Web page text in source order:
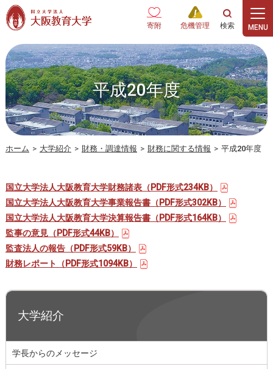
本文へ
寄附 危機管理
平成20年度
ホーム > 大学紹介 > 財務・調達情報 > 財務に関する情報 > 平成20年度
国立大学法人大阪教育大学財務諸表（PDF形式234KB）
国立大学法人大阪教育大学事業報告書（PDF形式302KB）
国立大学法人大阪教育大学決算報告書（PDF形式164KB）
監事の意見（PDF形式44KB）
監査法人の報告（PDF形式59KB）
財務レポート（PDF形式1094KB）
大学紹介
学長からのメッセージ